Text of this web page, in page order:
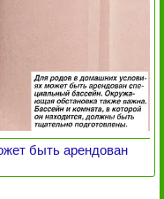
быть арендован